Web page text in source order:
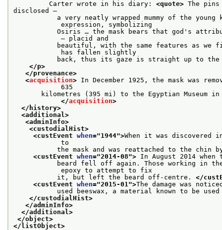
Carter wrote in his diary: <quote> The
disclosed –
a very neatly wrapped mummy of the young
            expression, symbolizing
Osiris … the mask bears that god's
            – placid and
beautiful, with the same features as we find
            has fallen slightly
back, thus its gaze is straight up to the
</p>
</provenance>
<acquisition> In December 1925, the mask was
            635
kilometres (395 mi) to the Egyptian Museum in
</acquisition>
</history>
<additional>
<adminInfo>
<custodialHist>
<custEvent when="1944">When it was discovered
            to
the mask and was reattached to the chin by
<custEvent when="2014-08"> In August 2014
beard fell off again. Those working in the
            epoxy to attempt to fix
it, but left the beard off-centre. </
<custEvent when="2015-01 ">The damage was
used beeswax, a material known to be used
</custodialHist>
</adminInfo>
</additional>
</object>
</listObject>